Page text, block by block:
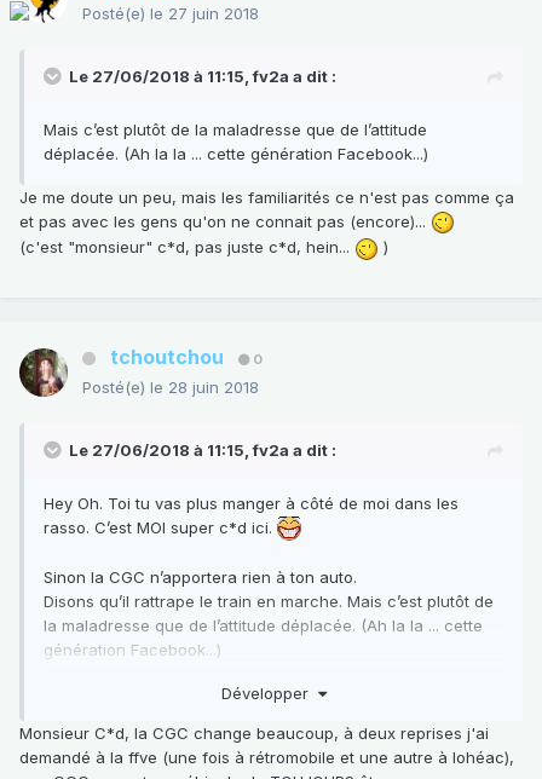
Posté(e) le 27 juin 2018
Le 27/06/2018 à 11:15,fv2a a dit :
Mais c’est plutôt de la maladresse que de l’attitude
déplacée. (Ah la la ... cette génération Facebook...)
Je me doute un peu, mais les familiarités ce n'est pas comme ça
et pas avec les gens qu'on ne connait pas (encore)...
(c'est "monsieur" c*d, pas juste c*d, hein...
)
tchoutchou 0
Posté(e) le 28 juin 2018
Le 27/06/2018 à 11:15,fv2a a dit :
Hey Oh. Toi tu vas plus manger à côté de moi dans les
rasso. C’est MOI super c*d ici.
Sinon la CGC n’apportera rien à ton auto.
Disons qu’il rattrape le train en marche. Mais c’est plutôt de
la maladresse que de l’attitude déplacée. (Ah la la ... cette
génération Facebook...)
Développer
Monsieur C*d, la CGC change beaucoup, à deux reprises j'ai
demandé à la ffve (une fois à rétromobile et une autre à lohéac),